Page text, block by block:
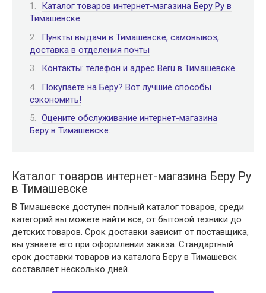
Каталог товаров интернет-магазина Беру Ру в
Тимашевске
Пункты выдачи в Тимашевске, самовывоз,
доставка в отделения почты
Контакты: телефон и адрес Beru в Тимашевске
Покупаете на Беру? Вот лучшие способы
сэкономить!
Оцените обслуживание интернет-магазина
Беру в Тимашевске:
Каталог товаров интернет-магазина Беру Ру
в Тимашевске
В Тимашевске доступен полный каталог товаров, среди
категорий вы можете найти все, от бытовой техники до
детских товаров. Срок доставки зависит от поставщика,
вы узнаете его при оформлении заказа. Стандартный
срок доставки товаров из каталога Беру в Тимашевск
составляет несколько дней.